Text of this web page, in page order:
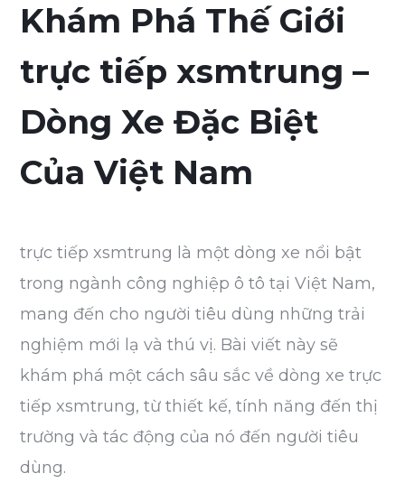
Khám Phá Thế Giới
trực tiếp xsmtrung –
Dòng Xe Đặc Biệt
Của Việt Nam
trực tiếp xsmtrung là một dòng xe nổi bật
trong ngành công nghiệp ô tô tại Việt Nam,
mang đến cho người tiêu dùng những trải
nghiệm mới lạ và thú vị. Bài viết này sẽ
khám phá một cách sâu sắc về dòng xe trực
tiếp xsmtrung, từ thiết kế, tính năng đến thị
trường và tác động của nó đến người tiêu
dùng.